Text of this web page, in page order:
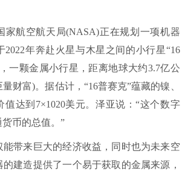
航空航天局(NASA)正在规划一项机器
2022年奔赴火星与木星之间的小行星“16
，一颗金属小行星，距离地球大约3.7亿公
财富)。据估计，“16普赛克”蕴藏的镍、
值达到7×1020美元。泽亚说：“这个数字
币的总值。”
来巨大的经济收益，同时也为未来空
建造提供了一个易于获取的金属来源，